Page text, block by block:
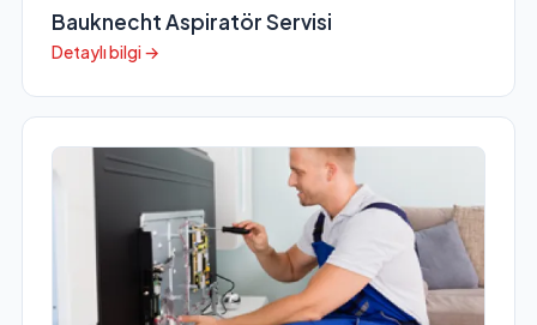
Bauknecht Aspiratör Servisi
Detaylı bilgi →